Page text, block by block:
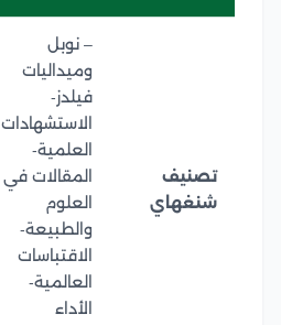
تصنيف
شنغهاي
– نوبل
وميداليات
فيلدز-
الاستشهادات
العلمية-
المقالات في
العلوم
والطبيعة-
الاقتباسات
العالمية-
الأداء